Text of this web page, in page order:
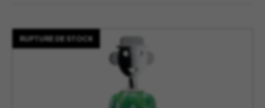
RUPTURE DE STOCK